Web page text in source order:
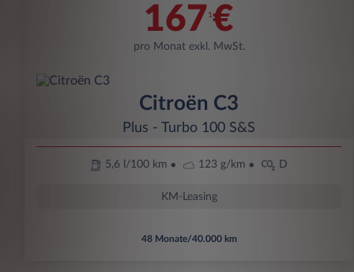
167 1 €
pro Monat exkl. MwSt.
Citroën C3
Plus - Turbo 100 S&S
5,6 l/100 km 123 g/km D
KM-Leasing
48 Monate/40.000 km